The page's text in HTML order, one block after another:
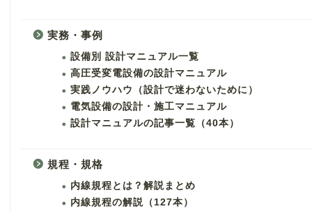
実務・事例
設備別 設計マニュアル一覧
高圧受変電設備の設計マニュアル
実践ノウハウ（設計で迷わないために）
電気設備の設計・施工マニュアル
設計マニュアルの記事一覧（40本）
規程・規格
内線規程とは？解説まとめ
内線規程の解説（127本）